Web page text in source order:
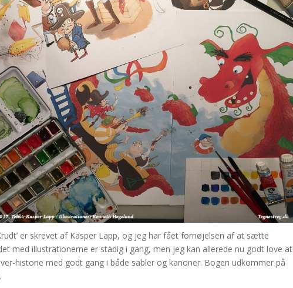
er skrevet af Kasper Lapp, og jeg har fået fornøjelsen af at sætte
med illustrationerne er stadig i gang, men jeg kan allerede nu godt love at
historie med godt gang i både sabler og kanoner. Bogen udkommer på